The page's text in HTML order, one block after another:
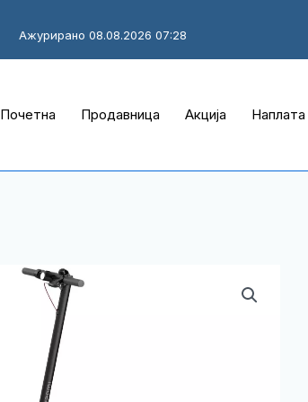
Ажурирано 08.08.2026 07:28
Почетна Продавница Акција Наплата